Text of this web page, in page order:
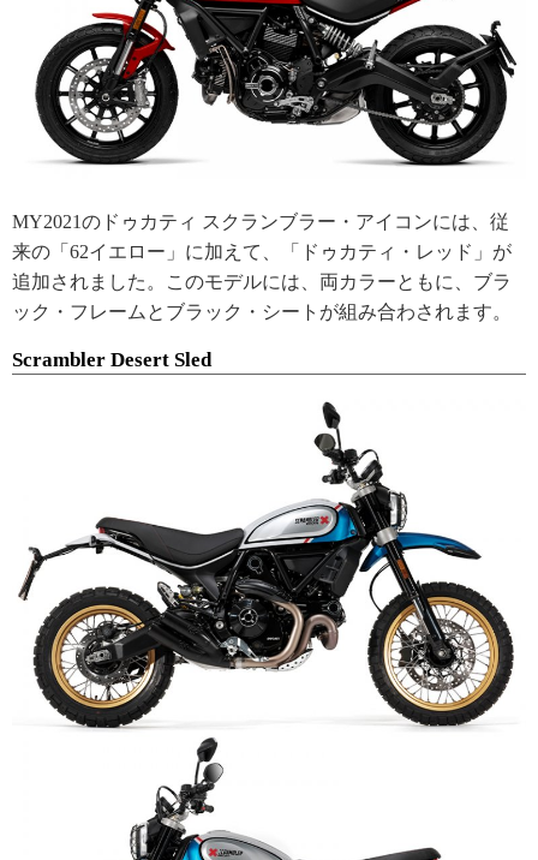
MY2021のドゥカティ スクランブラー・アイコンには、従
来の「62イエロー」に加えて、「ドゥカティ・レッド」が
追加されました。このモデルには、両カラーともに、ブラ
ック・フレームとブラック・シートが組み合わされます。
Scrambler Desert Sled